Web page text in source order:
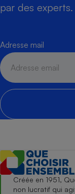
par des experts.
Adresse mail
Créée en 1951,
non lucratif qui